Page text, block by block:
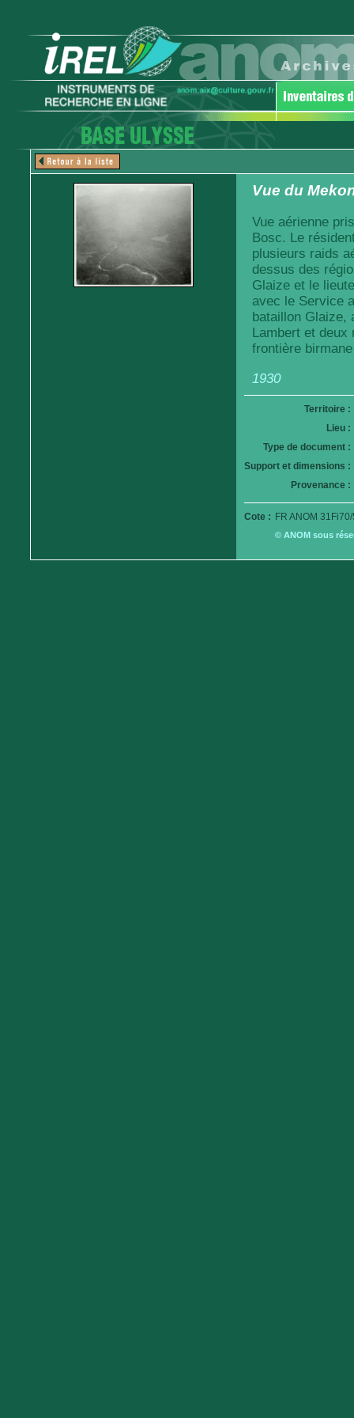
Vue du
Vue aérienne
Bosc. Le
plusieurs raids
dessus des
Glaize et le
avec le Service
bataillon Glaize,
Lambert et deux
frontière
1930
Territoire :
Lieu :
Type de document :
Support et dimensions :
Provenance :
Cote : FR ANOM
© ANOM sous